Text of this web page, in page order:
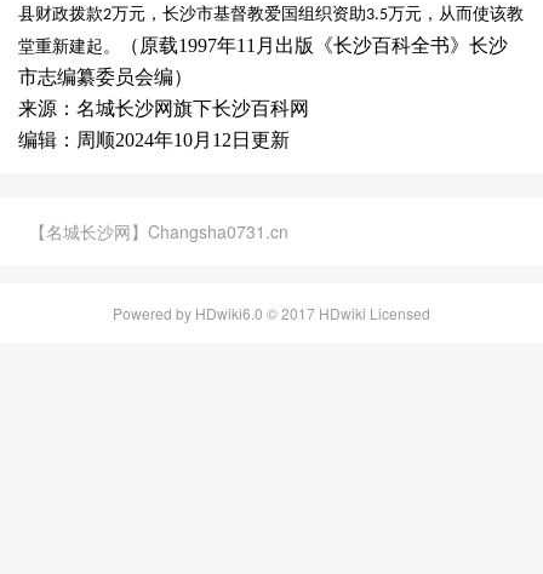
县财政拨款2万元，长沙市基督教爱国组织资助3.5万元，从而使该教
堂重新建起。
（原载1997年11月出版《长沙百科全书》长沙
市志编纂委员会编）
来源：名城长沙网旗下长沙百科网
编辑：周顺2024年10月12日更新
【名城长沙网】Changsha0731.cn
Powered by HDwiki6.0 © 2017 HDwiki Licensed